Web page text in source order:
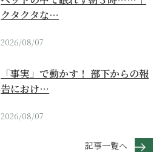
クタクタな…
2026/08/07
「事実」で動かす！ 部下からの報
告におけ…
2026/08/07
記事一覧へ